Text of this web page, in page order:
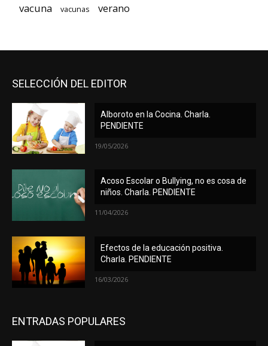
vacuna vacunas verano
SELECCIÓN DEL EDITOR
Alboroto en la Cocina. Charla.
PENDIENTE
19/05/2026
Acoso Escolar o Bullying, no es cosa de
niños. Charla. PENDIENTE
11/04/2026
Efectos de la educación positiva.
Charla. PENDIENTE
16/03/2026
ENTRADAS POPULARES